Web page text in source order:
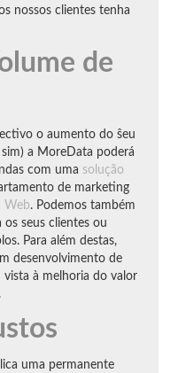
nossos clientes tenha
de
o aumento do ŝeu
a MoreData poderá
com uma solução
de marketing
Web. Podemos também
os seus clientes ou
Para além destas,
desenvolvimento de
vista à melhoria do valor
uma permanente